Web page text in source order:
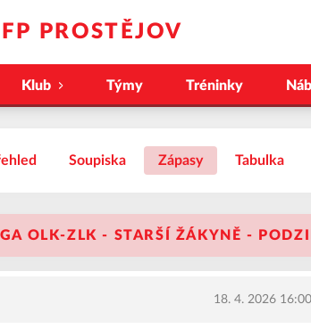
PROSTĚJOV
Klub Týmy Tréninky
Soupiska Zápasy Tabulka
OLK-ZLK - STARŠÍ ŽÁKYNĚ -
18. 4. 2026 16:00